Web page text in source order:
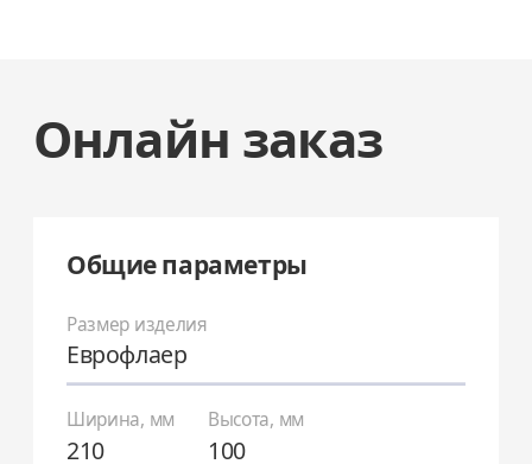
Онлайн заказ
Общие параметры
Размер изделия
Еврофлаер
Ширина, мм Высота, мм